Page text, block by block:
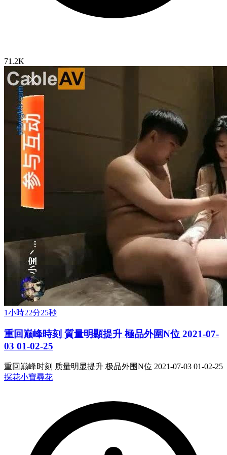
71.2K
1小時22分25秒
重回巅峰時刻 質量明顯提升 極品外圍N位 2021-07-
03 01-02-25
重回巅峰时刻 质量明显提升 极品外围N位 2021-07-03 01-02-25
探花小寶尋花